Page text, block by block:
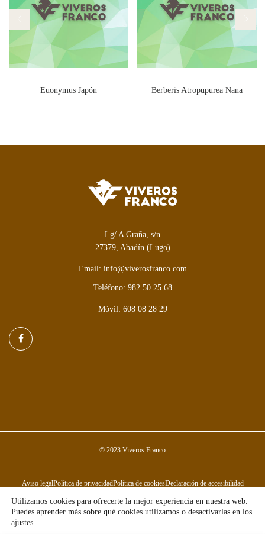
Euonymus Japón Berberis Atropupurea Nana
Lg/ A Graña, s/n
27379, Abadín (Lugo)
Email: info@viverosfranco.com
Teléfono: 982 50 25 68
Móvil: 608 08 28 29
© 2023 Viveros Franco
Aviso legalPolítica de privacidadPolítica de cookiesDeclaración de accesibilidad
Utilizamos cookies para ofrecerte la mejor experiencia en nuestra web.
Puedes aprender más sobre qué cookies utilizamos o desactivarlas en los
ajustes.